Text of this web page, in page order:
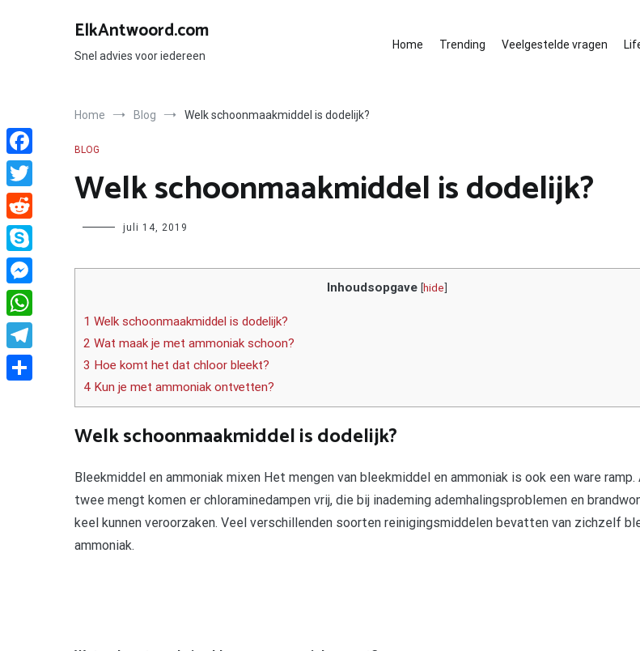
ElkAntwoord.com
Snel advies voor iedereen
Home Trending Veelgestelde vragen
Home Blog Welk schoonmaakmiddel is dodelijk?
BLOG
Welk schoonmaakmiddel is dodelijk?
Author juli 14, 2019
Inhoudsopgave [hide]
1 Welk schoonmaakmiddel is dodelijk?
2 Wat maak je met ammoniak schoon?
3 Hoe komt het dat chloor bleekt?
4 Kun je met ammoniak ontvetten?
Welk schoonmaakmiddel is dodelijk?
Bleekmiddel en ammoniak mixen Het mengen van bleekmiddel en ammoniak is ook een ware ramp.
twee mengt komen er chloraminedampen vrij, die bij inademing ademhalingsproblemen en
keel kunnen veroorzaken. Veel verschillenden soorten reinigingsmiddelen bevatten van zichzelf
ammoniak.
Facebook
Twitter
Reddit
Skype
Messenger
WhatsApp
Telegram